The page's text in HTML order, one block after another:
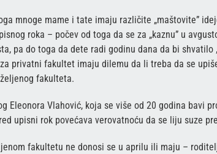
mnoge mame i tate imaju različite „maštovite”
roka – počev od toga da se za „kaznu” u
pa do toga da dete radi godinu dana da bi
privatni fakultet imaju dilemu da li treba da se
fakulteta.
Eleonora Vlahović, koja se više od 20 godina bavi
upisni rok povećava verovatnoću da se liju suze
fakultetu ne donosi se u aprilu ili maju –